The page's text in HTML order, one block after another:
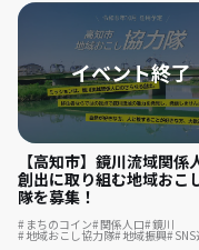
【高知市】鏡川流域関係
創出に取り組む地域おこ
隊を募集！
まちのコイン 関係人口 鏡川
地域おこし協力隊 地域振興